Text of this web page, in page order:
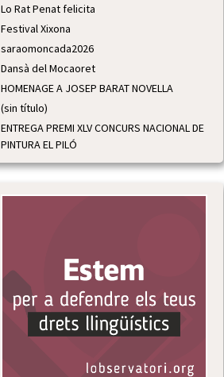
Lo Rat Penat felicita
Festival Xixona
saraomoncada2026
Dansà del Mocaoret
HOMENAGE A JOSEP BARAT NOVELLA
(sin título)
ENTREGA PREMI XLV CONCURS NACIONAL DE
PINTURA EL PILÓ